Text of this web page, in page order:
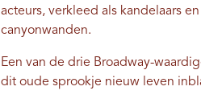
acteurs, verkleed als kandelaars
canyonwanden.
Een van de drie Broadway-
dit oude sprookje nieuw leven